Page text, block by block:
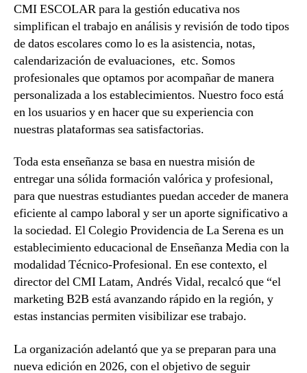
CMI ESCOLAR para la gestión educativa nos
simplifican el trabajo en análisis y revisión de todo tipos
de datos escolares como lo es la asistencia, notas,
calendarización de evaluaciones, etc. Somos
profesionales que optamos por acompañar de manera
personalizada a los establecimientos. Nuestro foco está
en los usuarios y en hacer que su experiencia con
nuestras plataformas sea satisfactorias.
Toda esta enseñanza se basa en nuestra misión de
entregar una sólida formación valórica y profesional,
para que nuestras estudiantes puedan acceder de manera
eficiente al campo laboral y ser un aporte significativo a
la sociedad. El Colegio Providencia de La Serena es un
establecimiento educacional de Enseñanza Media con la
modalidad Técnico-Profesional. En ese contexto, el
director del CMI Latam, Andrés Vidal, recalcó que “el
marketing B2B está avanzando rápido en la región, y
estas instancias permiten visibilizar ese trabajo.
La organización adelantó que ya se preparan para una
nueva edición en 2026, con el objetivo de seguir